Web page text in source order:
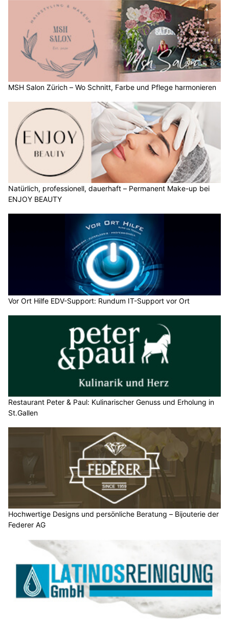
MSH Salon Zürich – Wo Schnitt, Farbe und Pflege harmonieren
Natürlich, professionell, dauerhaft – Permanent Make-up bei
ENJOY BEAUTY
Vor Ort Hilfe EDV-Support: Rundum IT-Support vor Ort
Restaurant Peter & Paul: Kulinarischer Genuss und Erholung in
St.Gallen
Hochwertige Designs und persönliche Beratung – Bijouterie der
Federer AG